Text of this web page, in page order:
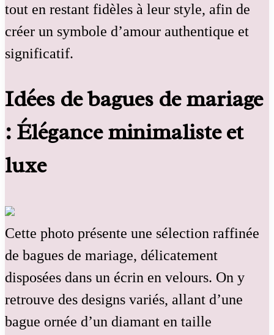
tout en restant fidèles à leur style, afin de
créer un symbole d’amour authentique et
significatif.
Idées de bagues de mariage
: Élégance minimaliste et
luxe
Cette photo présente une sélection raffinée
de bagues de mariage, délicatement
disposées dans un écrin en velours. On y
retrouve des designs variés, allant d’une
bague ornée d’un diamant en taille